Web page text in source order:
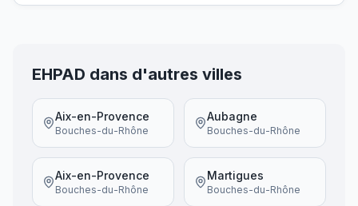
EHPAD dans d'autres villes
Aix-en-Provence
Bouches-du-Rhône
Aubagne
Bouches-du-Rhône
Aix-en-Provence
Bouches-du-Rhône
Martigues
Bouches-du-Rhône